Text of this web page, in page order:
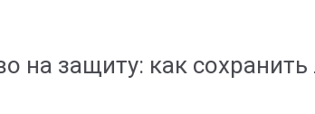
на защиту: как